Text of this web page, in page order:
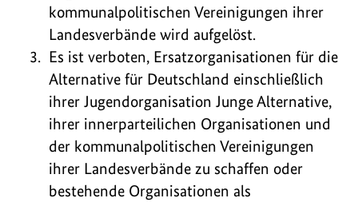
kommunalpolitischen Vereinigungen ihrer
Landesverbände wird aufgelöst.
Es ist verboten, Ersatzorganisationen für die
Alternative für Deutschland einschließlich
ihrer Jugendorganisation Junge Alternative,
ihrer innerparteilichen Organisationen und
der kommunalpolitischen Vereinigungen
ihrer Landesverbände zu schaffen oder
bestehende Organisationen als